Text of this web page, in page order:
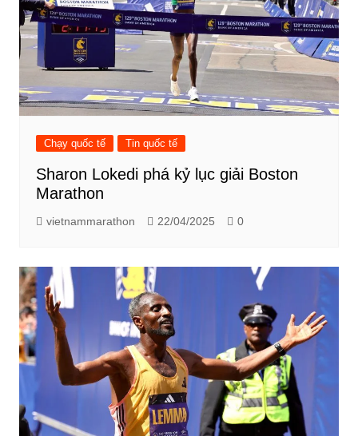
Chạy quốc tế Tin quốc tế
Sharon Lokedi phá kỷ lục giải Boston
Marathon
vietnammarathon 22/04/2025 0